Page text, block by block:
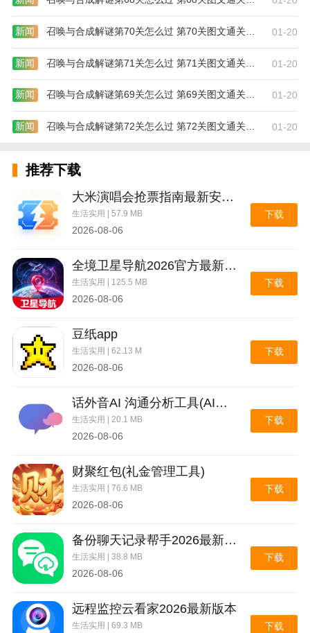
新闻 召唤与合成解谜第70关怎么过 第70关图文通关攻略 01-20
新闻 召唤与合成解谜第71关怎么过 第71关图文通关攻略 01-20
新闻 召唤与合成解谜第69关怎么过 第69关图文通关攻略 01-20
新闻 召唤与合成解谜第72关怎么过 第72关图文通关攻略 01-20
推荐下载
大米演唱会抢票指南最新安卓版
生活实用 | 57.9 MB
2026-08-06
下载
全境卫星导航2026官方最新版本
生活实用 | 125.5 MB
2026-08-06
下载
豆纸app
生活实用 | 62.13 M
2026-08-06
下载
话外音AI 沟通分析工具(AI沟通分析工具)
生活实用 | 20.1 MB
2026-08-06
下载
财聚红包(礼金管理工具)
生活实用 | 76.6 MB
2026-08-06
下载
备份聊天记录帮手2026最新版本
生活实用 | 38.8 MB
2026-08-06
下载
远程监控云看家2026最新版本
生活实用 | 69.3 MB 下载